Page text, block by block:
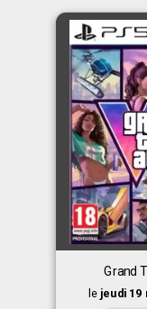
Grand
le jeudi 19